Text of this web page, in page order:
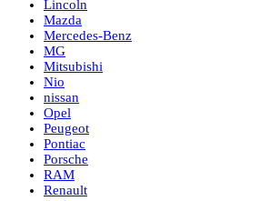
Lincoln
Mazda
Mercedes-Benz
MG
Mitsubishi
Nio
nissan
Opel
Peugeot
Pontiac
Porsche
RAM
Renault